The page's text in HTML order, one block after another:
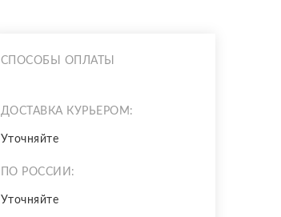
СПОСОБЫ ОПЛАТЫ
ДОСТАВКА КУРЬЕРОМ:
Уточняйте
ПО РОССИИ:
Уточняйте